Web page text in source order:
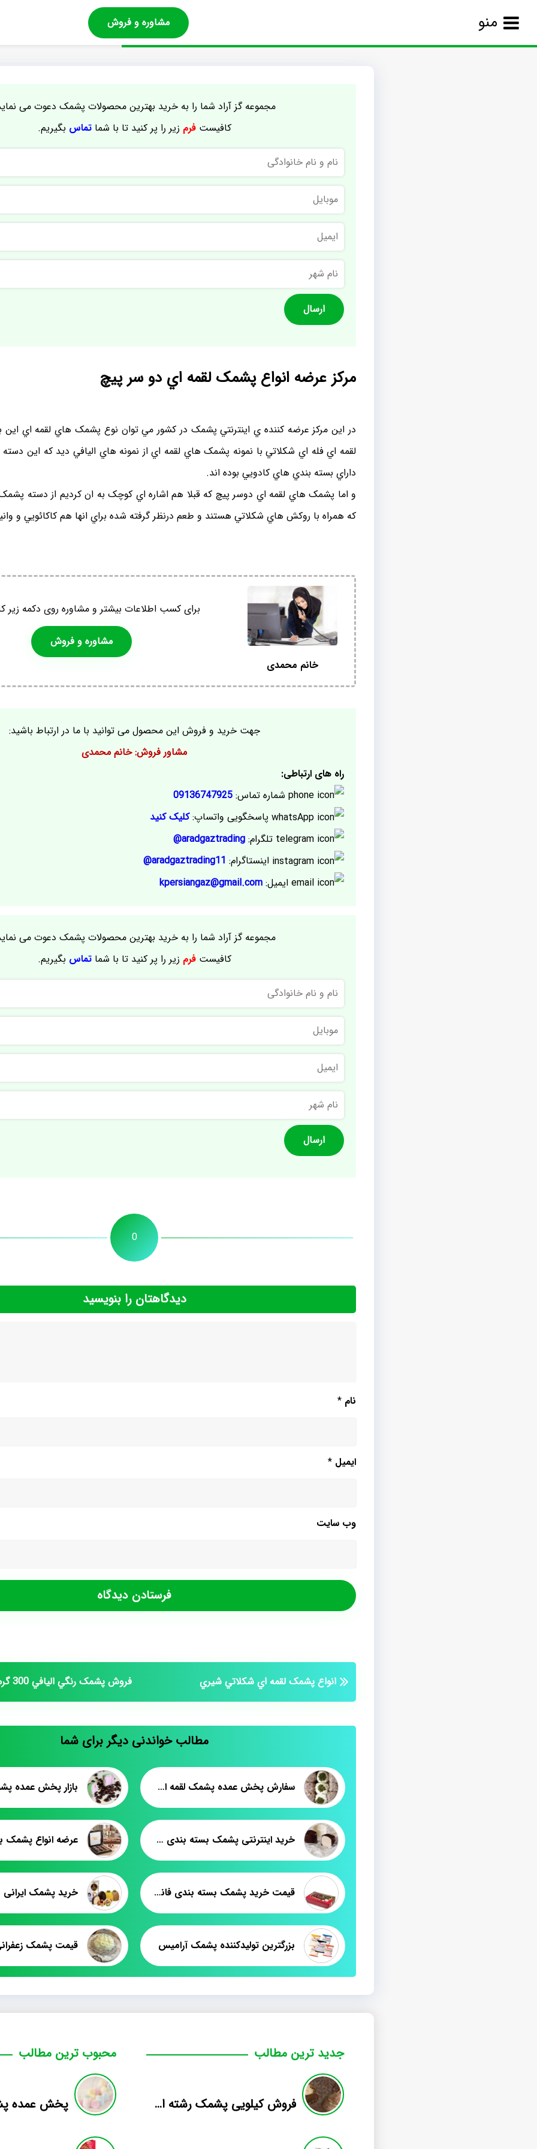
منو مشاوره و فروش
مجموعه گز آراد شما را به خرید بهترین محصولات پشمک دعوت می
کافیستفرم زیر را پر کنید تا با شماتماس بگیریم.
و
نام
خانوادگی
موبایل
ایمیل
نام
شهر
مرکز عرضه انواع پشمک لقمه اي دو سر پيچ
در اين مرکز عرضه کننده ي اينترنتي پشمک در کشور مي توان نوع پشمک هاي لقمه اي
لقمه اي فله اي شکلاتي با نمونه پشمک هاي لقمه اي از نمونه هاي اليافي ديد که اين
داراي بسته بندي هاي کادويي بوده اند.
و اما پشمک هاي لقمه اي دوسر پيچ که قبلا هم اشاره اي کوچک به ان کرديم از دسته
که همراه با روکش هاي شکلاتي هستند و طعم درنظر گرفته شده براي انها هم کاکائويي و
خانم محمدی
برای کسب اطلاعات بیشتر و مشاوره روی دکمه زیر
مشاوره و فروش
جهت خرید و فروش این محصول می توانید با ما در ارتباط باشید:
مشاور فروش: خانم محمدی
راه های ارتباطی:
شماره تماس: 09136747925
پاسخگویی واتساپ:کلیک کنید
تلگرام: aradgaztrading@
اینستاگرام: aradgaztrading11@
ایمیل: kpersiangaz@gmail.com
مجموعه گز آراد شما را به خرید بهترین محصولات پشمک دعوت می
کافیستفرم زیر را پر کنید تا با شماتماس بگیریم.
و
نام
خانوادگی
موبایل
ایمیل
نام
شهر
0
دیدگاهتان را بنویسید
نام *
ایمیل *
وب‌ سایت
انواع پشمک لقمه اي شکلاتي شيري فروش پشمک رنگي اليافي 300 گرمي
مطالب خواندنی دیگر برای شما
سفارش پخش عمده پشمک لقمه اي کاکائويي
خرید اینترنتی پشمک بسته بندی ۵۰ گرمی عرضه انواع پشمک
قیمت خرید پشمک بسته بندی فانتزی خرید پشمک ایرانی
بزرگترین تولیدکننده پشمک آرامیس قیمت پشمک
جدید ترین مطالب
فروش کیلویی پشمک رشته ای طعم دار میوه
محبوب ترین مطالب
پخش عمده